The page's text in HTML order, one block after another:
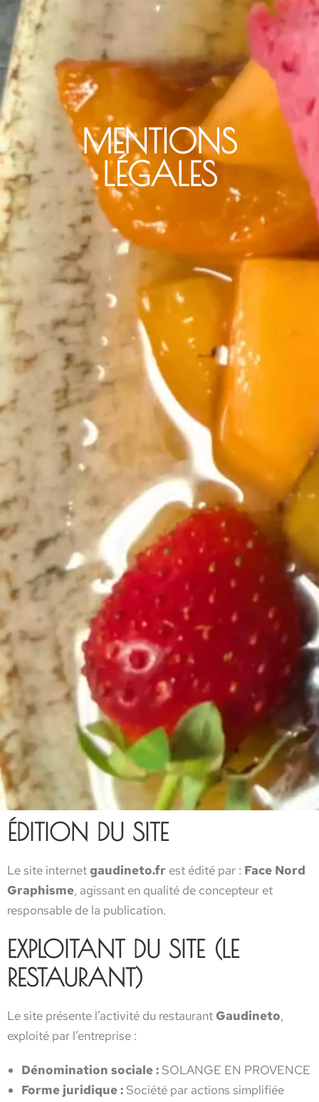
MENTIONS
LÉGALES
ÉDITION DU SITE
Le site internetgaudineto.fr est édité par : Face Nord
Graphisme, agissant en qualité de concepteur et
responsable de la publication.
EXPLOITANT DU SITE (LE
RESTAURANT)
Le site présente l’activité du restaurantGaudineto,
exploité par l’entreprise :
Dénomination sociale :SOLANGE EN PROVENCE
Forme juridique :Société par actions simplifiée